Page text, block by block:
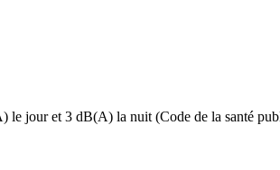
le jour et 3 dB(A) la nuit (Code de la santé